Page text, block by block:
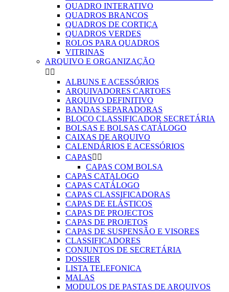
QUADRO INTERATIVO
QUADROS BRANCOS
QUADROS DE CORTIÇA
QUADROS VERDES
ROLOS PARA QUADROS
VITRINAS
ARQUIVO E ORGANIZAÇÃO
 
ALBUNS E ACESSÓRIOS
ARQUIVADORES CARTOES
ARQUIVO DEFINITIVO
BANDAS SEPARADORAS
BLOCO CLASSIFICADOR SECRETÁRIA
BOLSAS E BOLSAS CATÁLOGO
CAIXAS DE ARQUIVO
CALENDÁRIOS E ACESSÓRIOS
CAPAS 
CAPAS COM BOLSA
CAPAS CATALOGO
CAPAS CATÁLOGO
CAPAS CLASSIFICADORAS
CAPAS DE ELÁSTICOS
CAPAS DE PROJECTOS
CAPAS DE PROJETOS
CAPAS DE SUSPENSÃO E VISORES
CLASSIFICADORES
CONJUNTOS DE SECRETÁRIA
DOSSIER
LISTA TELEFONICA
MALAS
MODULOS DE PASTAS DE ARQUIVOS